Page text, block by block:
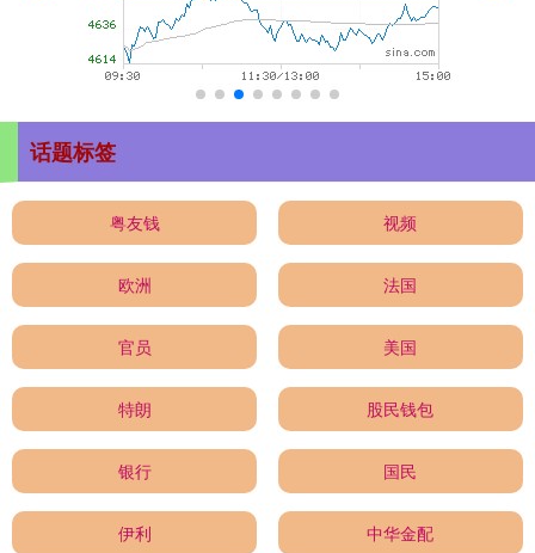
话题标签
粤友钱 视频
欧洲 法国
官员 美国
特朗 股民钱包
银行 国民
伊利 中华金配